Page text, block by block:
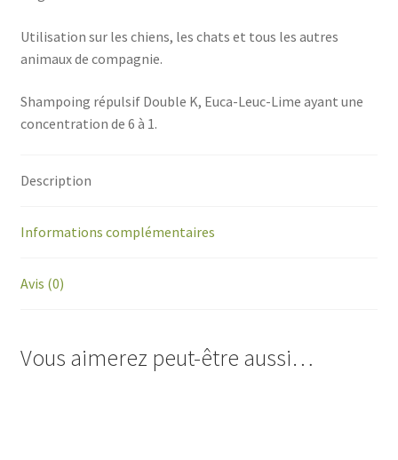
Utilisation sur les chiens, les chats et tous les autres
animaux de compagnie.
Shampoing répulsif Double K, Euca-Leuc-Lime ayant une
concentration de 6 à 1.
Description
Informations complémentaires
Avis (0)
Vous aimerez peut-être aussi…